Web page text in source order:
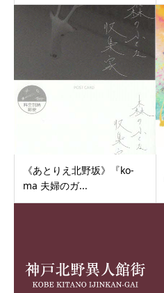
《あとりえ北野坂》『ko-
ma 夫婦のガ...